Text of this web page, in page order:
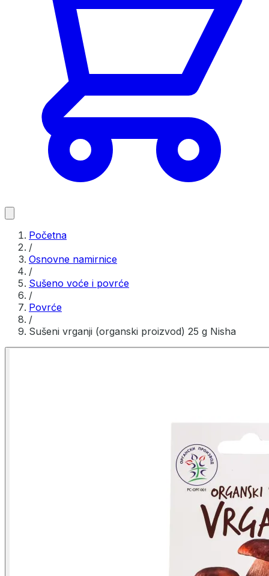
Početna
/
Osnovne namirnice
/
Sušeno voće i povrće
/
Povrće
/
Sušeni vrganji (organski proizvod) 25 g Nisha